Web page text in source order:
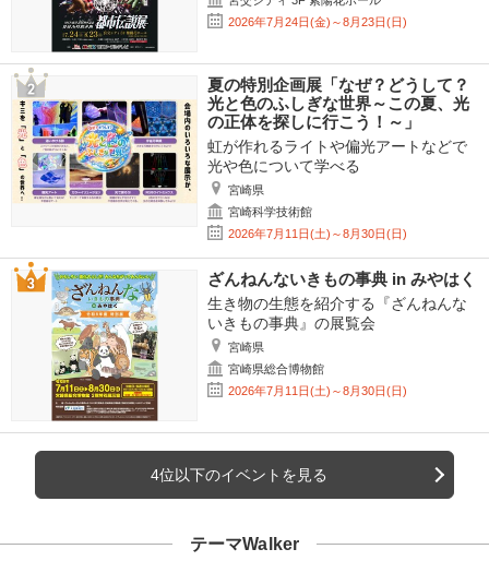
2026年7月24日(金)～8月23日(日)
夏の特別企画展「なぜ？どうして？
光と色のふしぎな世界～この夏、光
の正体を探しに行こう！～」
虹が作れるライトや偏光アートなどで
光や色について学べる
宮崎県
宮崎科学技術館
2026年7月11日(土)～8月30日(日)
ざんねんないきもの事典 in みやはく
生き物の生態を紹介する『ざんねんな
いきもの事典』の展覧会
宮崎県
宮崎県総合博物館
2026年7月11日(土)～8月30日(日)
4位以下のイベントを見る
テーマWalker